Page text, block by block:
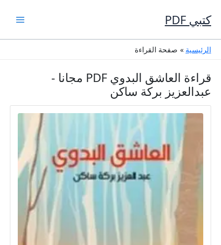
إلى
المحتوى
كتبي PDF
الرئيسية صفحة القراءة
قراءة العاشق البدوي PDF مجانا -
عبدالعزيز بركة ساكن